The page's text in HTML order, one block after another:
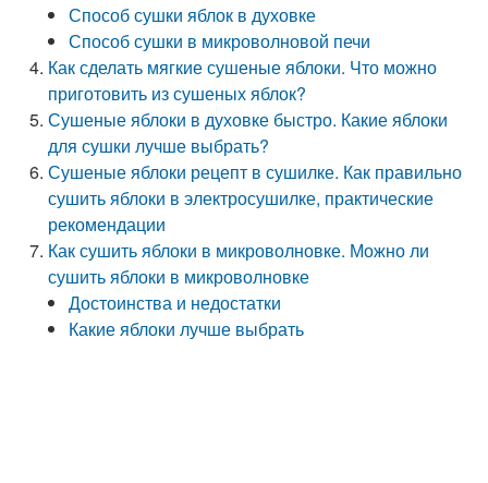
Способ сушки яблок в духовке
Способ сушки в микроволновой печи
Как сделать мягкие сушеные яблоки. Что можно
приготовить из сушеных яблок?
Сушеные яблоки в духовке быстро. Какие яблоки
для сушки лучше выбрать?
Сушеные яблоки рецепт в сушилке. Как правильно
сушить яблоки в электросушилке, практические
рекомендации
Как сушить яблоки в микроволновке. Можно ли
сушить яблоки в микроволновке
Достоинства и недостатки
Какие яблоки лучше выбрать